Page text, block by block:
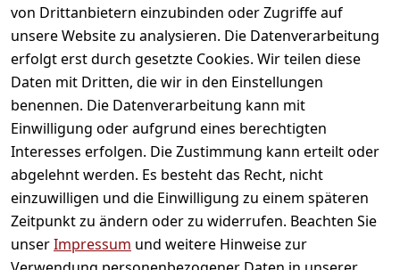
von Drittanbietern einzubinden oder Zugriffe auf
unsere Website zu analysieren. Die Datenverarbeitung
erfolgt erst durch gesetzte Cookies. Wir teilen diese
Daten mit Dritten, die wir in den Einstellungen
benennen. Die Datenverarbeitung kann mit
Einwilligung oder aufgrund eines berechtigten
Interesses erfolgen. Die Zustimmung kann erteilt oder
abgelehnt werden. Es besteht das Recht, nicht
einzuwilligen und die Einwilligung zu einem späteren
Zeitpunkt zu ändern oder zu widerrufen. Beachten Sie
unserImpressum und weitere Hinweise zur
Informationen
Mein Konto
Vertrag widerrufen
Unternehmen